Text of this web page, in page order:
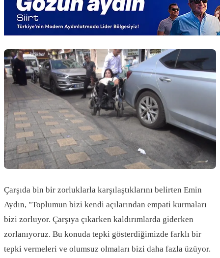
Çarşıda bin bir zorluklarla karşılaştıklarını belirten Emin
Aydın, "Toplumun bizi kendi açılarından empati kurmaları
bizi zorluyor. Çarşıya çıkarken kaldırımlarda giderken
zorlanıyoruz. Bu konuda tepki gösterdiğimizde farklı bir
tepki vermeleri ve olumsuz olmaları bizi daha fazla üzüyor.